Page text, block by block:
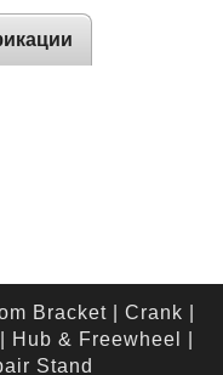
Bracket| Crank
Hub & Freewheel
Stand